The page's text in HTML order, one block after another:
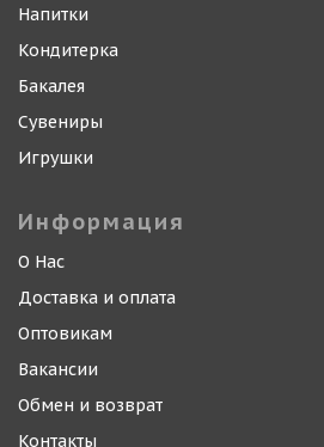
Напитки
Кондитерка
Бакалея
Сувениры
Игрушки
Информация
О Нас
Доставка и оплата
Оптовикам
Вакансии
Обмен и возврат
Контакты